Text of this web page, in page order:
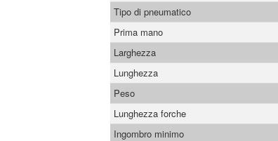
Tipo di pneumatico
Prima mano
Larghezza
Lunghezza
Peso
Lunghezza forche
Ingombro minimo